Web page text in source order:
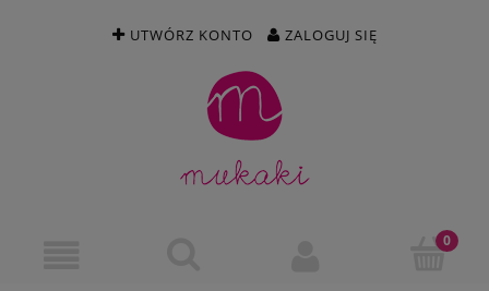
UTWÓRZ KONTO ZALOGUJ SIĘ